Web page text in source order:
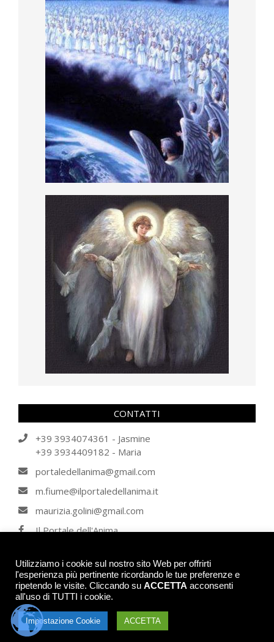
CONTATTI
+39 3934074361 - Jasmine
+39 3934409182 - Maria
portaledellanima@gmail.com
m.fiume@ilportaledellanima.it
maurizia.golini@gmail.com
Il Portale dell'Anima
© 2026 - IL PORTALE DELL'ANIMA - Tutti i diritti riservati. Tutti gli articoli, se
non contrariamente indicato, sono di proprietà intellettuale degli autori de Il
Portale dell'Anima e non possono essere utilizzati senza il consenso. Per
informazioni contattare Jasmine Orosciam oppure E-Mail:
info@ilportaledellanima.it -Privacy Policy
Utilizziamo i cookie sul nostro sito Web per offrirti
l'esperienza più pertinente ricordando le tue preferenze e
ripetendo le visite. Cliccando su ACCETTA acconsenti
all'uso di TUTTI i cookie.
Impostazione Cookie ACCETTA